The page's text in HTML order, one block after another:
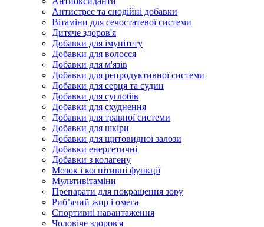
Антистрес та снодійні добавки
Вітаміни для сечостатевої системи
Дитяче здоров'я
Добавки для імунітету
Добавки для волосся
Добавки для м'язів
Добавки для репродуктивної системи
Добавки для серця та судин
Добавки для суглобів
Добавки для схуднення
Добавки для травної системи
Добавки для шкіри
Добавки для щитовидної залози
Добавки енергетичні
Добавки з колагену
Мозок і когнітивні функції
Мультивітаміни
Препарати для покращення зору
Риб’ячий жир і омега
Спортивні навантаження
Чоловіче здоров'я